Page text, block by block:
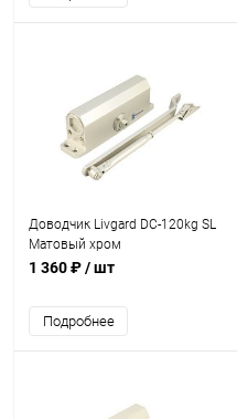
Доводчик Livgard DC-120kg SL
Матовый хром
1 360 ₽/ шт
Подробнее